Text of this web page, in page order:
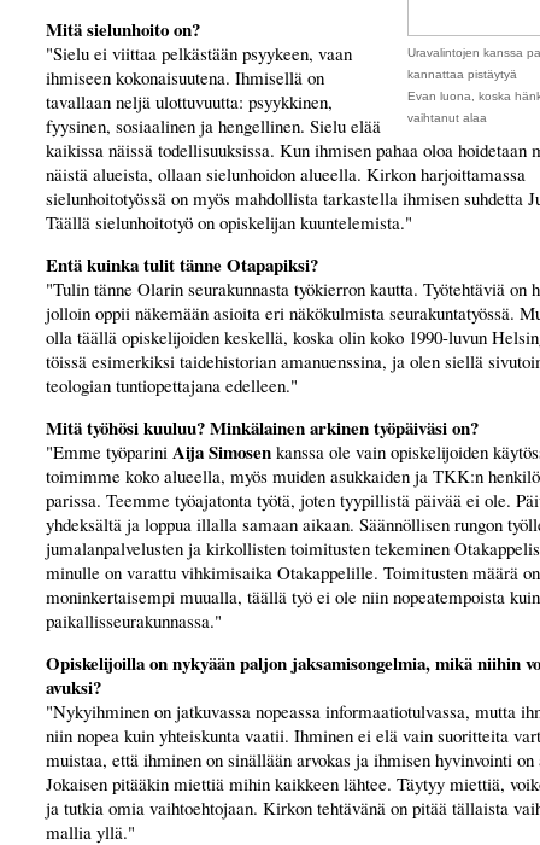
Uravalintojen kanssa
kannattaa pistäytyä
Evan luona, koska
vaihtanut alaa
Mitä sielunhoito on?
"Sielu ei viittaa pelkästään psyykeen, vaan
ihmiseen kokonaisuutena. Ihmisellä on
tavallaan neljä ulottuvuutta: psyykkinen,
fyysinen, sosiaalinen ja hengellinen. Sielu elää
kaikissa näissä todellisuuksissa. Kun ihmisen pahaa oloa hoidetaan
näistä alueista, ollaan sielunhoidon alueella. Kirkon harjoittamassa
sielunhoitotyössä on myös mahdollista tarkastella ihmisen suhdetta
Täällä sielunhoitotyö on opiskelijan kuuntelemista."
Entä kuinka tulit tänne Otapapiksi?
"Tulin tänne Olarin seurakunnasta työkierron kautta. Työtehtäviä on
jolloin oppii näkemään asioita eri näkökulmista seurakuntatyössä.
olla täällä opiskelijoiden keskellä, koska olin koko 1990-luvun
töissä esimerkiksi taidehistorian amanuenssina, ja olen siellä
teologian tuntiopettajana edelleen."
Mitä työhösi kuuluu? Minkälainen arkinen työpäiväsi on?
"Emme työparini Aija Simosen kanssa ole vain opiskelijoiden
toimimme koko alueella, myös muiden asukkaiden ja TKK:n
parissa. Teemme työajatonta työtä, joten tyypillistä päivää ei ole.
yhdeksältä ja loppua illalla samaan aikaan. Säännöllisen rungon
jumalanpalvelusten ja kirkollisten toimitusten tekeminen
minulle on varattu vihkimisaika Otakappelille. Toimitusten määrä on
moninkertaisempi muualla, täällä työ ei ole niin nopeatempoista kuin
paikallisseurakunnassa."
Opiskelijoilla on nykyään paljon jaksamisongelmia, mikä niihin
avuksi?
"Nykyihminen on jatkuvassa nopeassa informaatiotulvassa, mutta
niin nopea kuin yhteiskunta vaatii. Ihminen ei elä vain suoritteita
muistaa, että ihminen on sinällään arvokas ja ihmisen hyvinvointi on
Jokaisen pitääkin miettiä mihin kaikkeen lähtee. Täytyy miettiä,
ja tutkia omia vaihtoehtojaan. Kirkon tehtävänä on pitää tällaista
mallia yllä."